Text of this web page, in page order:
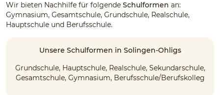
Wir bieten Nachhilfe für folgende Schulformen an:
Gymnasium, Gesamtschule, Grundschule, Realschule,
Hauptschule und Berufsschule.
Unsere Schulformen in Solingen-Ohligs
Grundschule, Hauptschule, Realschule, Sekundarschule,
Gesamtschule, Gymnasium, Berufsschule/Berufskolleg